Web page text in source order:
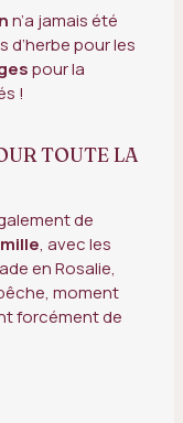
n’a jamais été
pour les
pour la
!
TOUTE LA
de
, avec les
en Rosalie,
moment
forcément de